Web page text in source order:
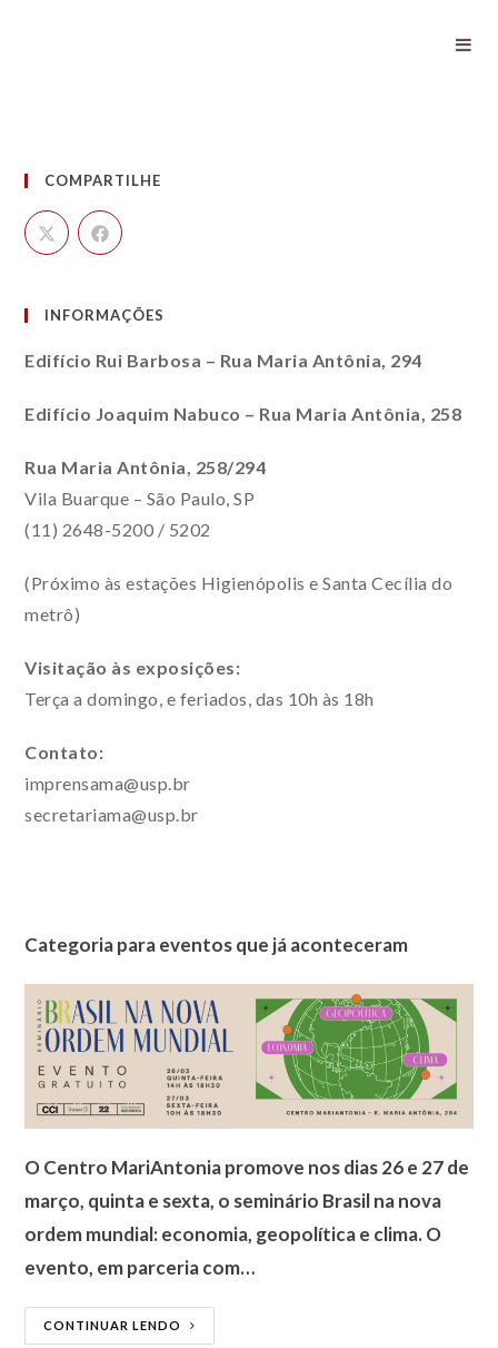
COMPARTILHE
INFORMAÇÕES
Edifício Rui Barbosa – Rua Maria Antônia, 294
Edifício Joaquim Nabuco – Rua Maria Antônia, 258
Rua Maria Antônia, 258/294
Vila Buarque – São Paulo, SP
(11) 2648-5200 / 5202
(Próximo às estações Higienópolis e Santa Cecília do
metrô)
Visitação às exposições:
Terça a domingo, e feriados, das 10h às 18h
Contato:
imprensama@usp.br
secretariama@usp.br
Categoria para eventos que já aconteceram
O Centro MariAntonia promove nos dias 26 e 27 de
março, quinta e sexta, o seminário Brasil na nova
ordem mundial: economia, geopolítica e clima. O
evento, em parceria com…
CONTINUAR LENDO